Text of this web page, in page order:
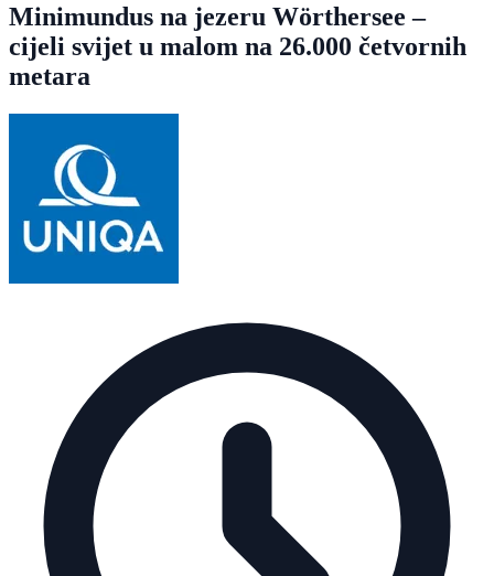
Minimundus na jezeru Wörthersee –
cijeli svijet u malom na 26.000 četvornih
metara